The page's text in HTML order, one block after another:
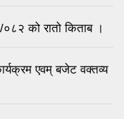
को रातो किताब ।
एवम् बजेट वक्तव्य